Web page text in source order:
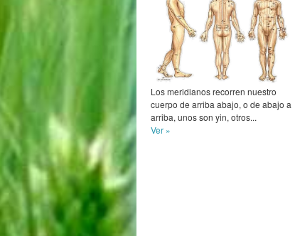
Los meridianos recorren nuestro
cuerpo de arriba abajo, o de abajo a
arriba, unos son yin, otros...
Ver »